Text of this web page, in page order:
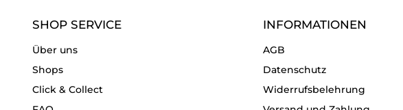
SHOP SERVICE
Über uns
Shops
Click & Collect
INFORMATIONEN
AGB
Datenschutz
Widerrufsbelehrung